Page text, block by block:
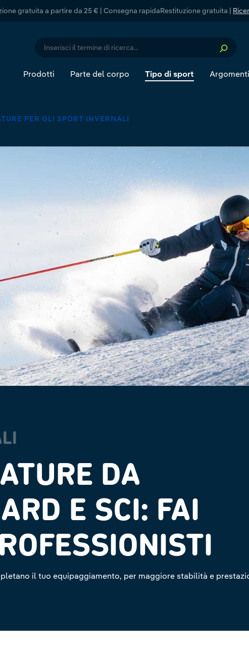
gratuita a partire da 25 € | Consegna rapidaRestituzione gratuita |
Prodotti Parte del corpo Tipo di sport Argomenti
PER GLI SPORT INVERNALI
DA
E SCI: FAI
il tuo equipaggiamento, per maggiore stabilità e